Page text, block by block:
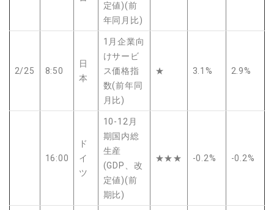
定値)(前
年同月比)
2/25 8:50
日
本
1月企業向
けサービ
ス価格指
数(前年同
月比)
★ 3.1% 2.9%
16:00
ド
イ
ツ
10-12月
期国内総
生産
(GDP、改
定値)(前
期比)
★★★ -0.2% -0.2%